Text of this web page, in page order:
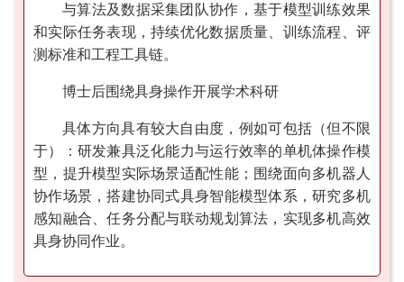
与算法及数据采集团队协作，基于模型训练效果
和实际任务表现，持续优化数据质量、训练流程、评
测标准和工程工具链。
博士后围绕具身操作开展学术科研
具体方向具有较大自由度，例如可包括（但不限
于）：研发兼具泛化能力与运行效率的单机体操作模
型，提升模型实际场景适配性能；围绕面向多机器人
协作场景，搭建协同式具身智能模型体系，研究多机
感知融合、任务分配与联动规划算法，实现多机高效
具身协同作业。